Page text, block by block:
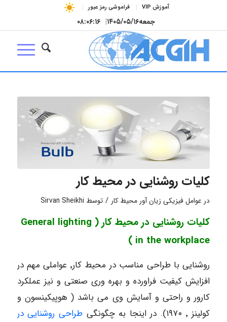
آموزش VIP فراموشی رمز عبور
جمعه۱۴۰۵/۰۵/۱۶| ۰۸:۰۶:۱۶
کلیات روشنایی در محیط کار
در عوامل فیزیکی زیان آور محیط کار / توسط Sirvan Sheikhi
کلیات روشنایی در محیط کار ( General lighting
in the workplace )
روشنایی با طراحی مناسب در محیط کار٬ عواملی مهم در
افزایش کیفیت فراورده و بهره وری صنعتی و نیز عملکرد
کارور و راحتی و آسایش وی می باشد ( هوپیکینسون و
کولینز ٬ ۱۹۷۰). در اینجا به چگونگی
طراحی روشنایی در